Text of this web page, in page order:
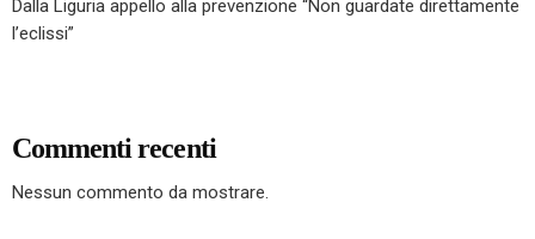
Dalla Liguria appello alla prevenzione “Non guardate direttamente
l’eclissi”
Commenti recenti
Nessun commento da mostrare.